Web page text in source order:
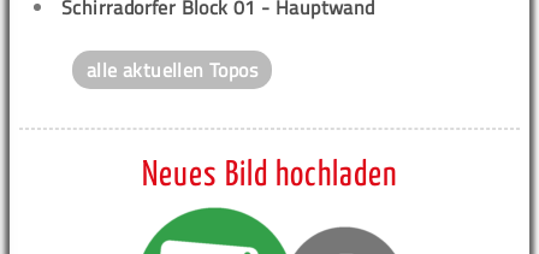
Schirradorfer Block 01 - Hauptwand
alle aktuellen Topos
Neues Bild hochladen